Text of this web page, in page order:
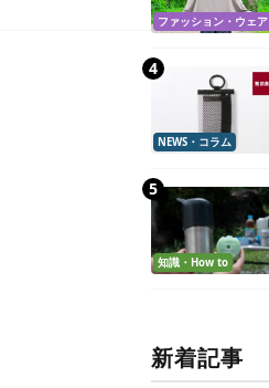
ファッション・ウェア
NEWS・コラム
知識・How to
新着記事